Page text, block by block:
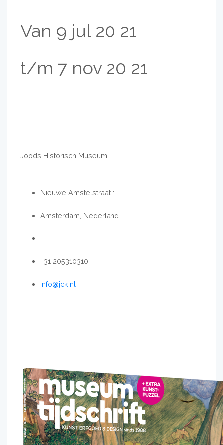
Van 9 jul 20 21
t/m 7 nov 20 21
Joods Historisch Museum
Nieuwe Amstelstraat 1
Amsterdam, Nederland
+31 205310310
info@jck.nl